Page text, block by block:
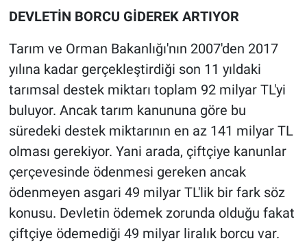
DEVLETİN BORCU GİDEREK ARTIYOR
Tarım ve Orman Bakanlığı'nın 2007'den 2017
yılına kadar gerçekleştirdiği son 11 yıldaki
tarımsal destek miktarı toplam 92 milyar TL'yi
buluyor. Ancak tarım kanununa göre bu
süredeki destek miktarının en az 141 milyar TL
olması gerekiyor. Yani arada, çiftçiye kanunlar
çerçevesinde ödenmesi gereken ancak
ödenmeyen asgari 49 milyar TL'lik bir fark söz
konusu. Devletin ödemek zorunda olduğu fakat
çiftçiye ödemediği 49 milyar liralık borcu var.